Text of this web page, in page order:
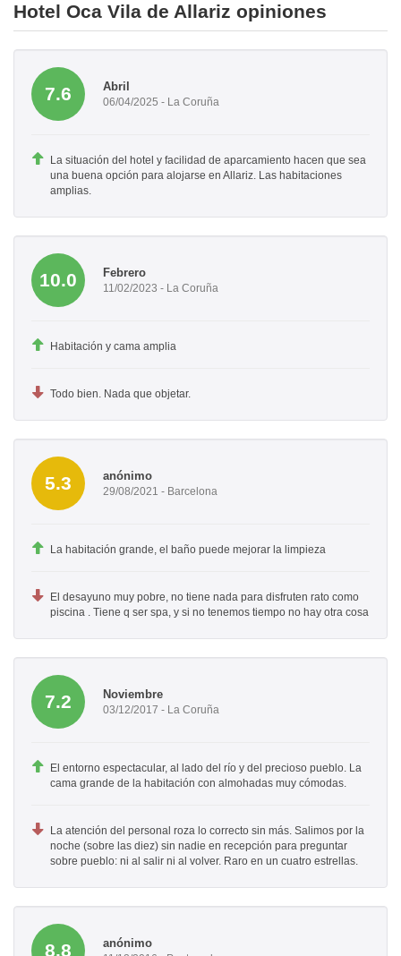
Hotel Oca Vila de Allariz opiniones
7.6 Abril
06/04/2025 - La Coruña
La situación del hotel y facilidad de aparcamiento hacen que sea
una buena opción para alojarse en Allariz. Las habitaciones
amplias.
10.0 Febrero
11/02/2023 - La Coruña
Habitación y cama amplia
Todo bien. Nada que objetar.
5.3 anónimo
29/08/2021 - Barcelona
La habitación grande, el baño puede mejorar la limpieza
El desayuno muy pobre, no tiene nada para disfruten rato como
piscina . Tiene q ser spa, y si no tenemos tiempo no hay otra cosa
7.2 Noviembre
03/12/2017 - La Coruña
El entorno espectacular, al lado del río y del precioso pueblo. La
cama grande de la habitación con almohadas muy cómodas.
La atención del personal roza lo correcto sin más. Salimos por la
noche (sobre las diez) sin nadie en recepción para preguntar
sobre pueblo: ni al salir ni al volver. Raro en un cuatro estrellas.
8.8 anónimo